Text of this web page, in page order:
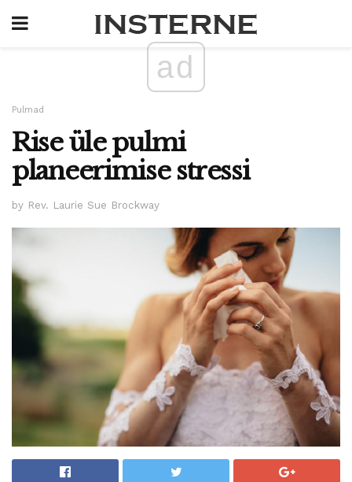
ad
Pulmad
Rise üle pulmi
planeerimise stressi
by Rev. Laurie Sue Brockway